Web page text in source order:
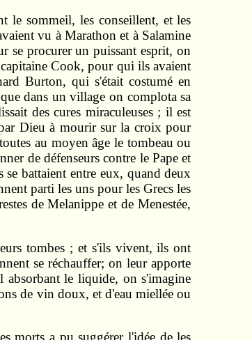
le sommeil, les conseillent, et les
vu à Marathon et à Salamine
procurer un puissant esprit, on
capitaine Cook, pour qui ils avaient
Burton, qui s'était costumé en
dans un village on complota sa
des cures miraculeuses ; il est
Dieu à mourir sur la croix pour
au moyen âge le tombeau ou
de défenseurs contre le Pape et
battaient entre eux, quand deux
parti les uns pour les Grecs les
de Melanippe et de Menestée,
tombes ; et s'ils vivent, ils ont
se réchauffer; on leur apporte
absorbant le liquide, on s'imagine
de vin doux, et d'eau miellée ou